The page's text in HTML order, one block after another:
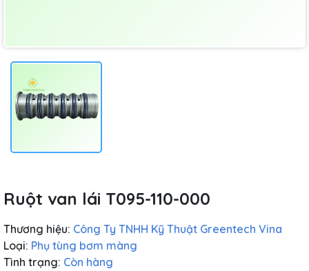
Ruột van lái T095-110-000
Thương hiệu: Công Ty TNHH Kỹ Thuật Greentech Vina
Loại: Phụ tùng bơm màng
Tình trạng: Còn hàng